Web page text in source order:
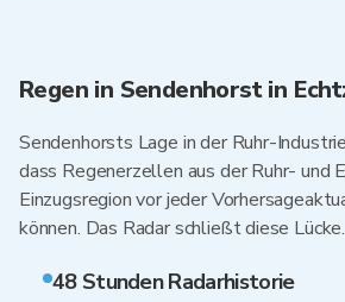
Regen in Sendenhorst in
Sendenhorsts Lage in der Ruhr-
dass Regenerzellen aus der Ruhr- und
Einzugsregion vor jeder
können. Das Radar schließt diese Lücke.
48 Stunden Radarhistorie